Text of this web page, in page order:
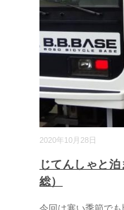
2020年10月28日
じてんしゃと
総）